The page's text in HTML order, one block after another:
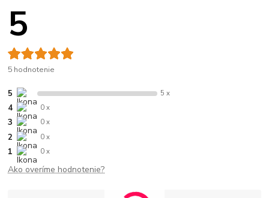
5
5 hodnotenie
5 5 x
4 0 x
3 0 x
2 0 x
1 0 x
Ako overíme hodnotenie?